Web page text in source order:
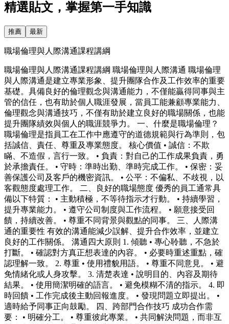
精選貼文，掌握第一手知識
推薦 最新
職場倫理與人際溝通課程講綱
職場倫理與人際溝通課程講綱 職場倫理與人際溝通 職場倫理
與人際溝通是建立專業形象、提升團隊合作及工作效率的重要
基礎。具備良好的倫理觀念與溝通能力，不僅能贏得同事與主
管的信任，也有助於個人職涯發展，當員工能兼顧專業能力、
倫理觀念與溝通技巧，不僅有助於建立良好的職場關係，也能
提升團隊績效與個人的職涯競爭力。 一、什麼是職場倫理？
職場倫理是指員工在工作中應遵守的道德規範與行為準則，包
括誠信、責任、尊重及專業態度。 核心價值 • 誠信：不欺
瞞、不造假，言行一致。 • 負責：對自己的工作成果負責，勇
於承擔責任。 • 守時：準時出勤、準時完成工作。 • 保密：妥
善保護公司及客戶的機密資訊。 • 公平：不偏私、不歧視，以
客觀態度處理工作。 二、良好的職場態度 優秀的員工通常具
備以下特質： • 主動積極，不等待指示才行動。 • 持續學習，
提升專業能力。 • 遵守公司制度與工作流程。 • 願意接受回
饋，持續改善。 • 尊重不同背景與觀點的同事。 三、人際溝
通的重要性 有效的溝通能減少誤解、提升合作效率，並建立
良好的工作關係。 溝通四大原則 1. 傾聽 • 專心聆聽，不急於
打斷。 • 確認對方真正想表達的內容。 • 必要時重述重點，確
認理解一致。 2. 尊重 • 使用禮貌用語。 • 尊重不同意見。 • 避
免情緒化或人身攻擊。 3. 清楚表達 • 說明目的、內容及期待
結果。 • 使用簡潔明確的語言。 • 避免模糊不清的指示。 4. 即
時回饋 • 工作完成後主動回報進度。 • 發現問題立即提出。 •
適時給予同事正向鼓勵。 四、跨部門合作技巧 成功合作需
要： • 明確分工。 • 尊重彼此專業。 • 共同解決問題，而非互